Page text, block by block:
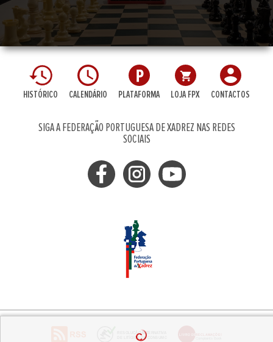
HISTÓRICO CALENDÁRIO PLATAFORMA LOJA FPX CONTACTOS
SIGA A FEDERAÇÃO PORTUGUESA DE XADREZ NAS REDES
SOCIAIS